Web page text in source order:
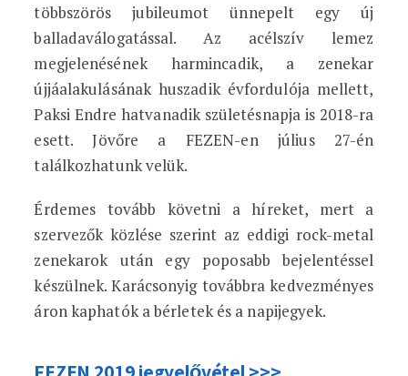
többszörös jubileumot ünnepelt egy új
balladaválogatással. Az acélszív lemez
megjelenésének harmincadik, a zenekar
újjáalakulásának huszadik évfordulója mellett,
Paksi Endre hatvanadik születésnapja is 2018-ra
esett. Jövőre a FEZEN-en július 27-én
találkozhatunk velük.
Érdemes tovább követni a híreket, mert a
szervezők közlése szerint az eddigi rock-metal
zenekarok után egy poposabb bejelentéssel
készülnek. Karácsonyig továbbra kedvezményes
áron kaphatók a bérletek és a napijegyek.